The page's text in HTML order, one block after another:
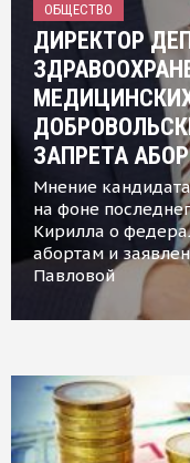
ОБЩЕСТВО
ДИРЕКТОР
ЗАПРЕТА
Мнение
на фоне
Кирилла о
абортам и
Павловой